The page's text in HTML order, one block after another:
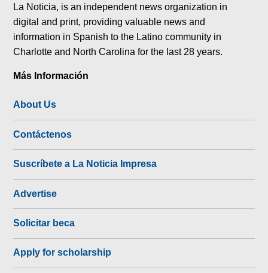
La Noticia, is an independent news organization in
digital and print, providing valuable news and
information in Spanish to the Latino community in
Charlotte and North Carolina for the last 28 years.
Más Información
About Us
Contáctenos
Suscríbete a La Noticia Impresa
Advertise
Solicitar beca
Apply for scholarship